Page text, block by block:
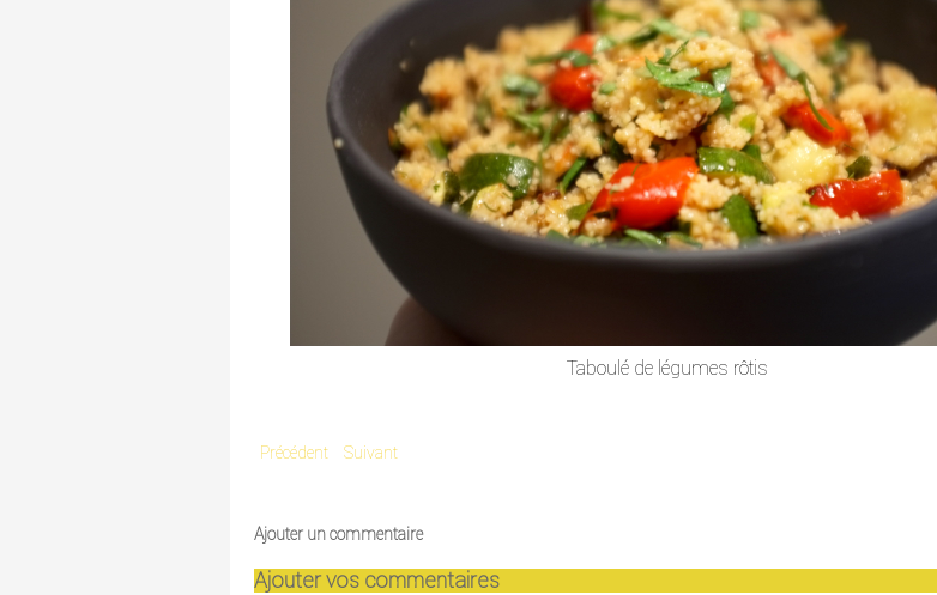
Taboulé de légumes rôtis
Précédent Suivant
Ajouter un commentaire
Ajouter vos commentaires